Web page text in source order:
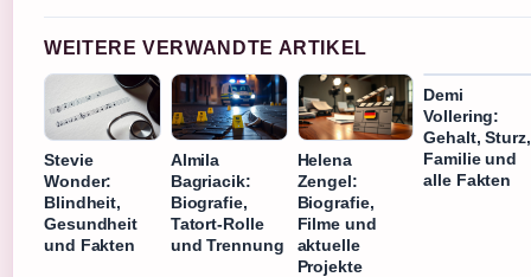
WEITERE VERWANDTE ARTIKEL
Stevie
Wonder:
Blindheit,
Gesundheit
und Fakten
Almila
Bagriacik:
Biografie,
Tatort-Rolle
und Trennung
Helena
Zengel:
Biografie,
Filme und
aktuelle
Projekte
Demi
Vollering:
Gehalt, Sturz,
Familie und
alle Fakten